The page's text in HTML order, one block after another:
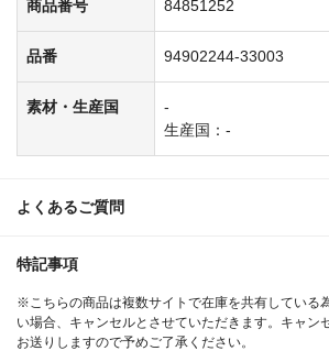
商品番号 84851252
品番 94902244-33003
素材・生産国
-
生産国：-
よくあるご質問
特記事項
※こちらの商品は複数サイトで在庫を共有している
い場合、キャンセルとさせていただきます。キャン
お送りしますので予めご了承ください。